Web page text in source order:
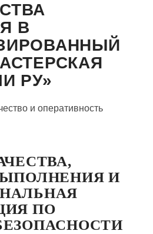
В
РУ»
и оперативность
И
ПО